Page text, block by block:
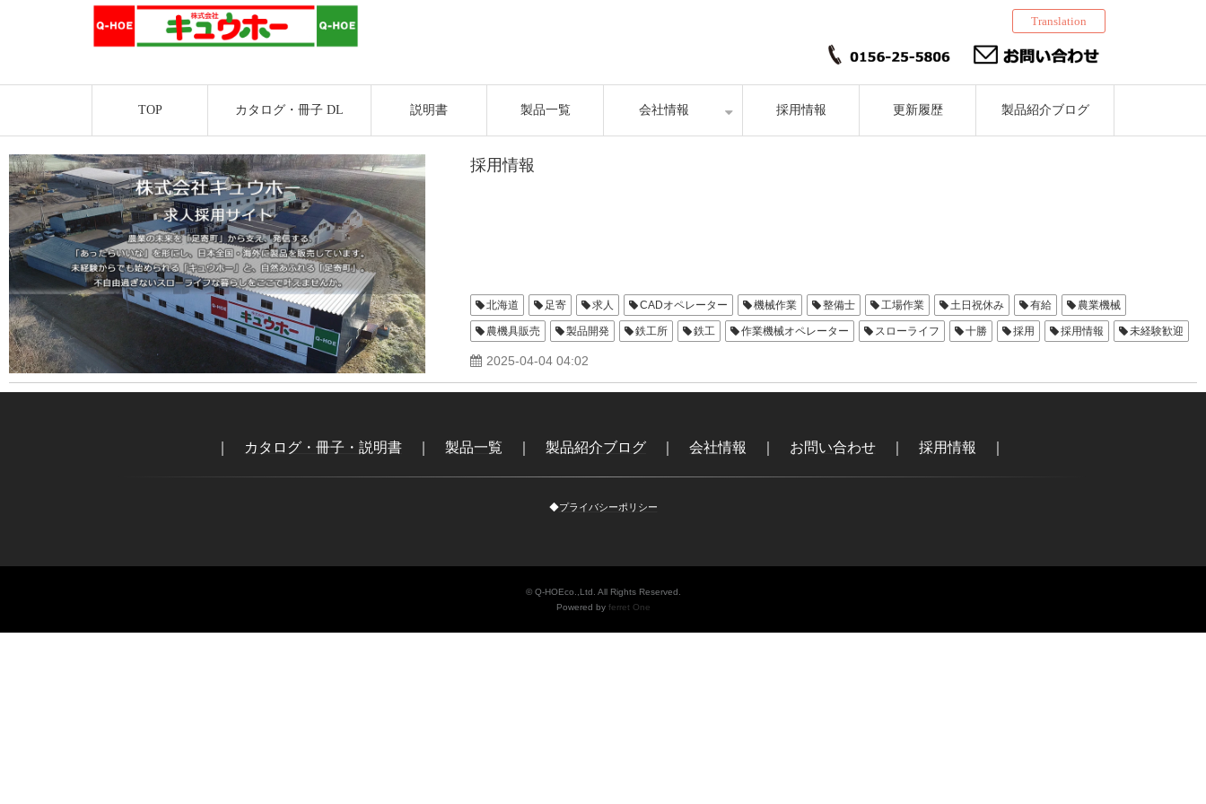
Translation
TOP カタログ・冊子 DL 説明書 製品一覧 会社情報 採用情報 更新履歴 製品紹介ブログ
採用情報
北海道 足寄 求人 CADオペレーター 機械作業 整備士 工場作業 土日祝休み 有給 農業機械
農機具販売 製品開発 鉄工所 鉄工 作業機械オペレーター スローライフ 十勝 採用 採用情報 未経験歓迎
インプルメント
2025-04-04 04:02
カタログ・冊子・説明書 製品一覧 製品紹介ブログ 会社情報 お問い合わせ 採用情報
◆プライバシーポリシー
© Q-HOEco.,Ltd. All Rights Reserved.
Powered by ferret One